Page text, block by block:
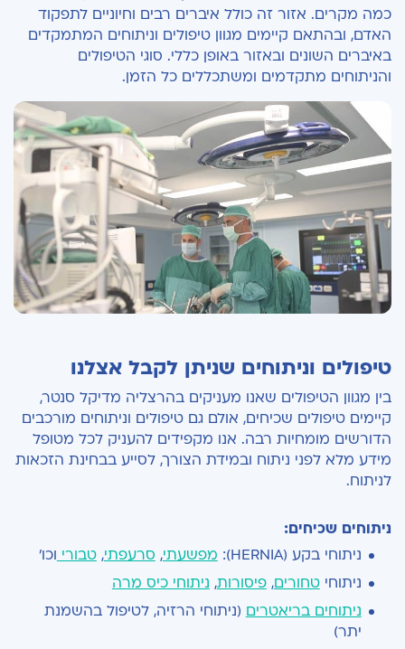
כמה מקרים. אזור זה כולל איברים רבים וחיוניים לתפקוד
האדם, ובהתאם קיימים מגוון טיפולים וניתוחים המתמקדים
באיברים השונים ובאזור באופן כללי. סוגי הטיפולים
והניתוחים מתקדמים ומשתכללים כל הזמן.
טיפולים וניתוחים שניתן לקבל אצלנו
בין מגוון הטיפולים שאנו מעניקים בהרצליה מדיקל סנטר,
קיימים טיפולים שכיחים, אולם גם טיפולים וניתוחים מורכבים
הדורשים מומחיות רבה. אנו מקפידים להעניק לכל מטופל
מידע מלא לפני ניתוח ובמידת הצורך, לסייע בבחינת הזכאות
לניתוח.
ניתוחים שכיחים:
ניתוחי בקע (HERNIA):
מפשעתי, סרעפתי,טבורי וכו'
ניתוחיטחורים,פיסורות, ניתוחי כיס מרה
ניתוחים בריאטרים (ניתוחי הרזיה, לטיפול בהשמנת
יתר)